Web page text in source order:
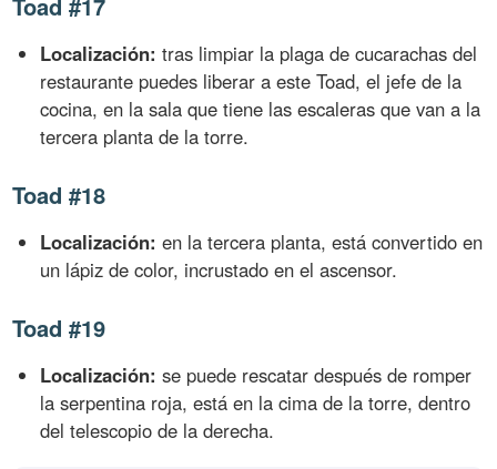
Toad #17
Localización: tras limpiar la plaga de cucarachas del
restaurante puedes liberar a este Toad, el jefe de la
cocina, en la sala que tiene las escaleras que van a la
tercera planta de la torre.
Toad #18
Localización: en la tercera planta, está convertido en
un lápiz de color, incrustado en el ascensor.
Toad #19
Localización: se puede rescatar después de romper
la serpentina roja, está en la cima de la torre, dentro
del telescopio de la derecha.